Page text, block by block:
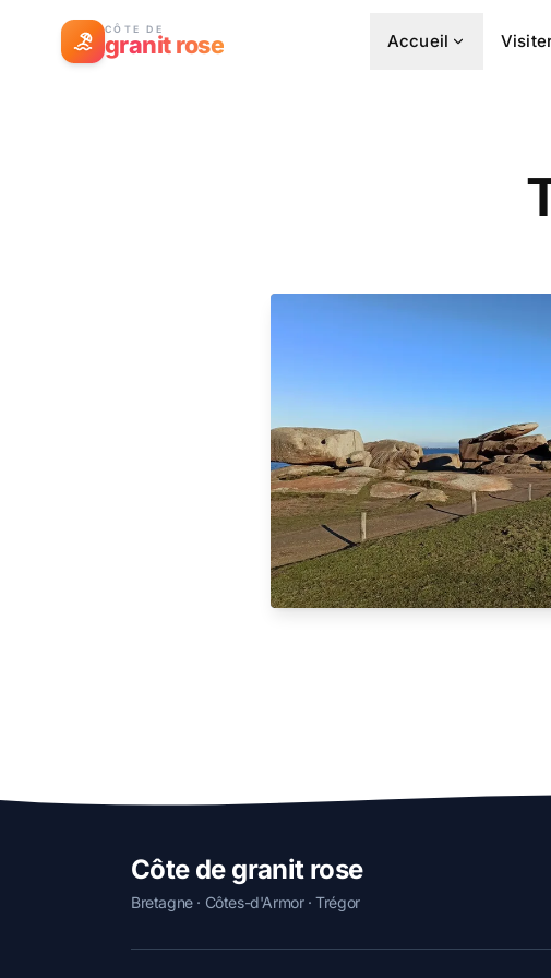
CÔTE DE
granit rose Accueil
Côte de granit rose
Bretagne · Côtes-d'Armor · Trégor